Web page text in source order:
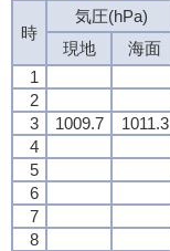
時
気圧(hPa)
現地
海面
1
2
3
1009.7 1011.3
4
5
6
7
8
時
気圧(hPa)
現地
海面
1
2
3
1009.7 1011.3
4
5
6
7
8
時
気圧(hPa)
現地
海面
1
2
3
1009.7 1011.3
4
5
6
7
8
時
気圧(hPa)
現地
海面
1
2
3
1009.7 1011.3
4
5
6
7
8